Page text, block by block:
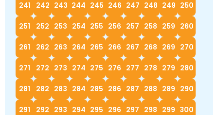
241 242 243 244 245 246 247 248 249 250
251 252 253 254 255 256 257 258 259 260
261 262 263 264 265 266 267 268 269 270
271 272 273 274 275 276 277 278 279 280
281 282 283 284 285 286 287 288 289 290
291 292 293 294 295 296 297 298 299 300